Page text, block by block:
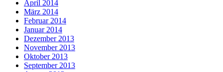
April 2014
März 2014
Februar 2014
Januar 2014
Dezember 2013
November 2013
Oktober 2013
September 2013